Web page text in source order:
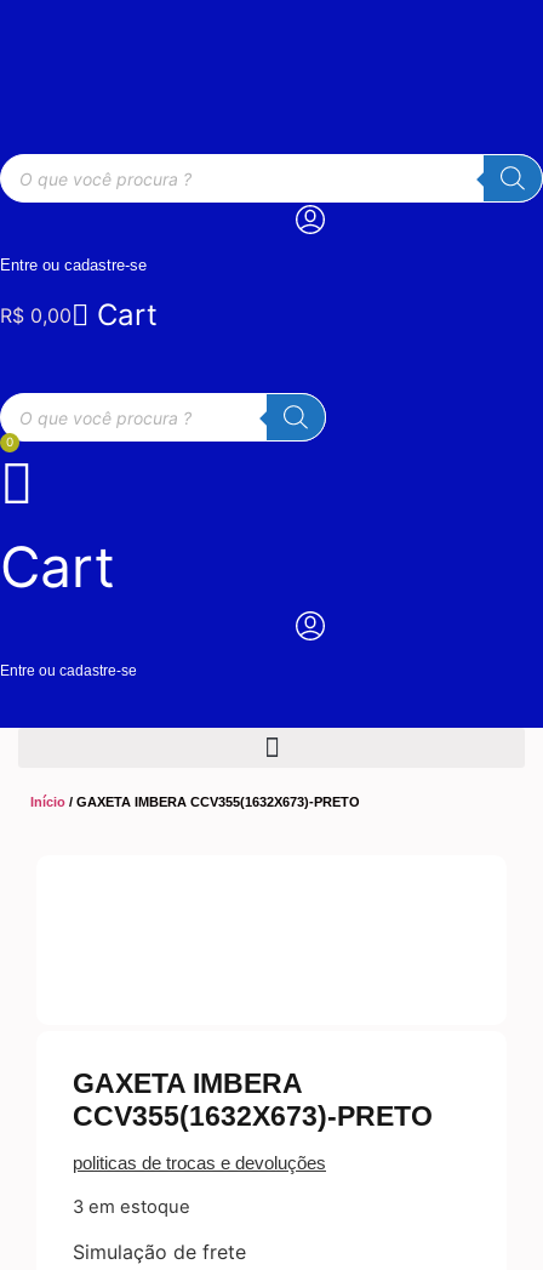
Pesquisar
produtos
Entre ou cadastre-se
R$ 0,00 Cart
Pesquisar
produtos
0
Cart
Entre ou cadastre-se
Início / GAXETA IMBERA CCV355(1632X673)-PRETO
GAXETA IMBERA
CCV355(1632X673)-PRETO
politicas de trocas e devoluções
3 em estoque
Simulação de frete